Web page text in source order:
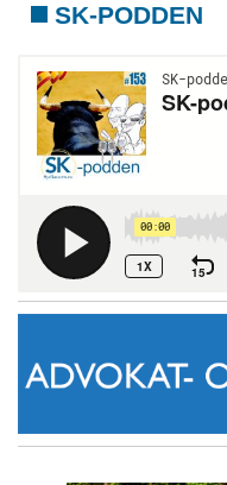
SK-PODDEN